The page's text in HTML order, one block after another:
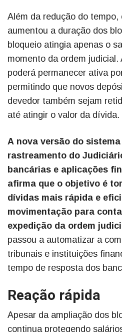
Além da redução do tempo,
aumentou a duração dos
bloqueio atingia apenas o
momento da ordem
poderá permanecer ativa
permitindo que novos
devedor também sejam
até atingir o valor da dívida.
A nova versão do
rastreamento do
bancárias e aplicações
afirma que o objetivo é
dívidas mais rápida e
movimentação para
expedição da ordem
passou a automatizar a
tribunais e instituições
tempo de resposta dos
Reação rápida
Apesar da ampliação dos
continua protegendo